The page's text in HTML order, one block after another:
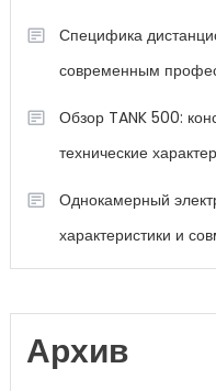
Специфика
современным
Обзор TANK 500:
технические
Однокамерный
характеристики и
Архив